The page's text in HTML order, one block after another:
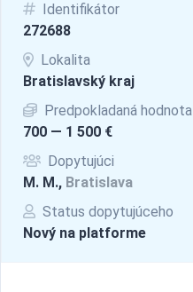
Identifikátor
272688
Lokalita
Bratislavský kraj
Predpokladaná hodnota
700 — 1 500 €
Dopytujúci
M. M., Bratislava
Status dopytujúceho
Nový na platforme